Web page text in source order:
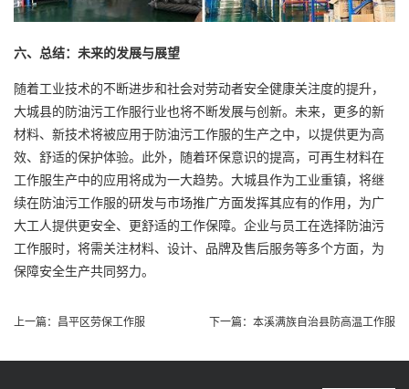
六、总结：未来的发展与展望
随着工业技术的不断进步和社会对劳动者安全健康关注度的提升，
大城县的防油污工作服行业也将不断发展与创新。未来，更多的新
材料、新技术将被应用于防油污工作服的生产之中，以提供更为高
效、舒适的保护体验。此外，随着环保意识的提高，可再生材料在
工作服生产中的应用将成为一大趋势。大城县作为工业重镇，将继
续在防油污工作服的研发与市场推广方面发挥其应有的作用，为广
大工人提供更安全、更舒适的工作保障。企业与员工在选择防油污
工作服时，将需关注材料、设计、品牌及售后服务等多个方面，为
保障安全生产共同努力。
上一篇： 昌平区劳保工作服 下一篇： 本溪满族自治县防高温工作服